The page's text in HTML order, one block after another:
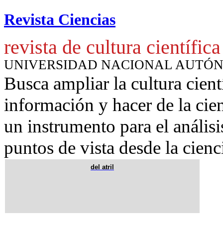
Revista Ciencias
revista de cultura científica
UNIVERSIDAD NACIONAL
Busca ampliar la cultura
información y hacer de la
un instrumento para el
puntos de vista desde la
del atril